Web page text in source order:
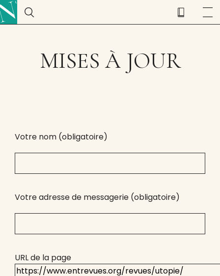
MISES À JOUR
Votre nom (obligatoire)
Votre adresse de messagerie (obligatoire)
URL de la page